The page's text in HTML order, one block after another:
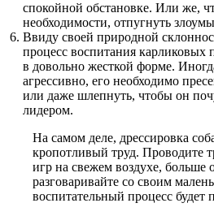
спокойной обстановке. Или же,
необходимости, отпугнуть
Ввиду своей природной
процесс воспитания карликовых
в довольно жесткой форме.
агрессивно, его необходимо
или даже шлепнуть, чтобы он
лидером.
На самом деле, дрессировка
кропотливый труд. Проводите
игр на свежем воздухе, больше
разговаривайте со своим
воспитательный процесс будет